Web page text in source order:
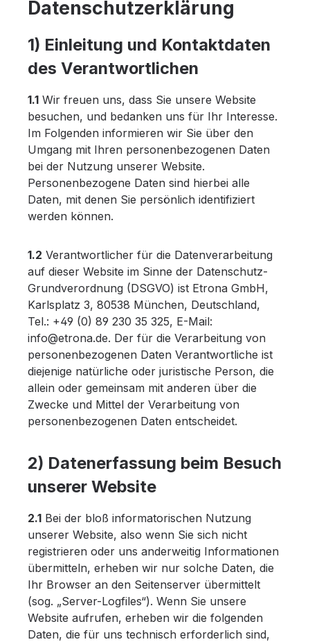
Datenschutzerklärung
1) Einleitung und Kontaktdaten
des Verantwortlichen
1.1 Wir freuen uns, dass Sie unsere Website
besuchen, und bedanken uns für Ihr Interesse.
Im Folgenden informieren wir Sie über den
Umgang mit Ihren personenbezogenen Daten
bei der Nutzung unserer Website.
Personenbezogene Daten sind hierbei alle
Daten, mit denen Sie persönlich identifiziert
werden können.
1.2 Verantwortlicher für die Datenverarbeitung
auf dieser Website im Sinne der Datenschutz-
Grundverordnung (DSGVO) ist Etrona GmbH,
Karlsplatz 3, 80538 München, Deutschland,
Tel.: +49 (0) 89 230 35 325, E-Mail:
info@etrona.de. Der für die Verarbeitung von
personenbezogenen Daten Verantwortliche ist
diejenige natürliche oder juristische Person, die
allein oder gemeinsam mit anderen über die
Zwecke und Mittel der Verarbeitung von
personenbezogenen Daten entscheidet.
2) Datenerfassung beim Besuch
unserer Website
2.1 Bei der bloß informatorischen Nutzung
unserer Website, also wenn Sie sich nicht
registrieren oder uns anderweitig Informationen
übermitteln, erheben wir nur solche Daten, die
Ihr Browser an den Seitenserver übermittelt
(sog. „Server-Logfiles“). Wenn Sie unsere
Website aufrufen, erheben wir die folgenden
Daten, die für uns technisch erforderlich sind,